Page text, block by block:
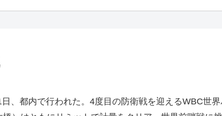
都内で行われた。4度目の防衛戦を迎えるWBC世